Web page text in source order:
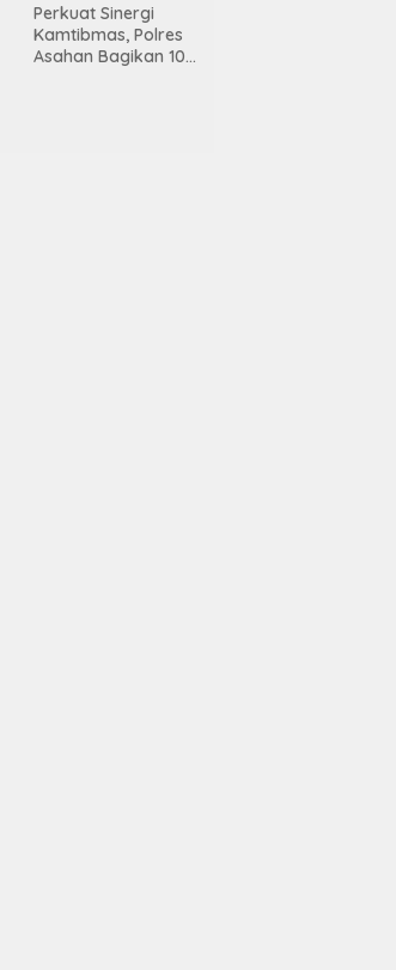
Perkuat Sinergi
Kamtibmas, Polres
Asahan Bagikan 100